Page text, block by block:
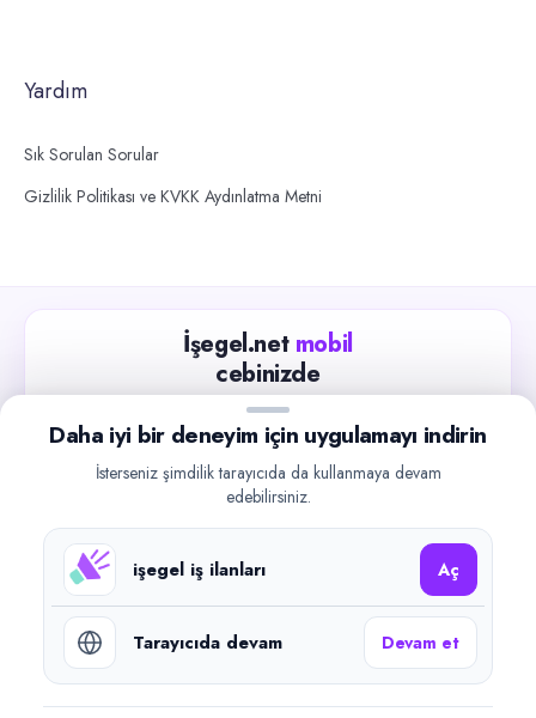
Yardım
Sık Sorulan Sorular
Gizlilik Politikası ve KVKK Aydınlatma Metni
İşegel.net mobil
cebinizde
Güncel iş ilanlarını takip edin, işverenlerle hızlıca
iletişime geçin.
Google Play
©2026işegel.net. Tüm hakları saklıdır.
işegel.net bir ilan yayın platformudur; iş bulma aracılığı veya işe
yerleştirme faaliyeti yapmaz.
Daha iyi bir deneyim için uygulamayı indirin
İsterseniz şimdilik tarayıcıda da kullanmaya devam
edebilirsiniz.
işegel iş ilanları Aç
Tarayıcıda devam Devam et